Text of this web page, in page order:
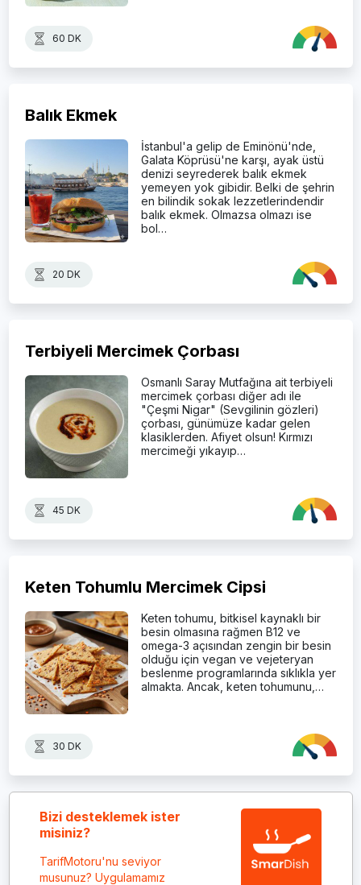
60 DK
Balık Ekmek
İstanbul'a gelip de Eminönü'nde,
Galata Köprüsü'ne karşı, ayak üstü
denizi seyrederek balık ekmek
yemeyen yok gibidir. Belki de şehrin
en bilindik sokak lezzetlerindendir
balık ekmek. Olmazsa olmazı ise
bol…
20 DK
Terbiyeli Mercimek Çorbası
Osmanlı Saray Mutfağına ait terbiyeli
mercimek çorbası diğer adı ile
"Çeşmi Nigar" (Sevgilinin gözleri)
çorbası, günümüze kadar gelen
klasiklerden. Afiyet olsun! Kırmızı
mercimeği yıkayıp…
45 DK
Keten Tohumlu Mercimek Cipsi
Keten tohumu, bitkisel kaynaklı bir
besin olmasına rağmen B12 ve
omega-3 açısından zengin bir besin
olduğu için vegan ve vejeteryan
beslenme programlarında sıklıkla yer
almakta. Ancak, keten tohumunu,…
30 DK
Bizi desteklemek ister
misiniz?
TarifMotoru'nu seviyor
musunuz? Uygulamamız